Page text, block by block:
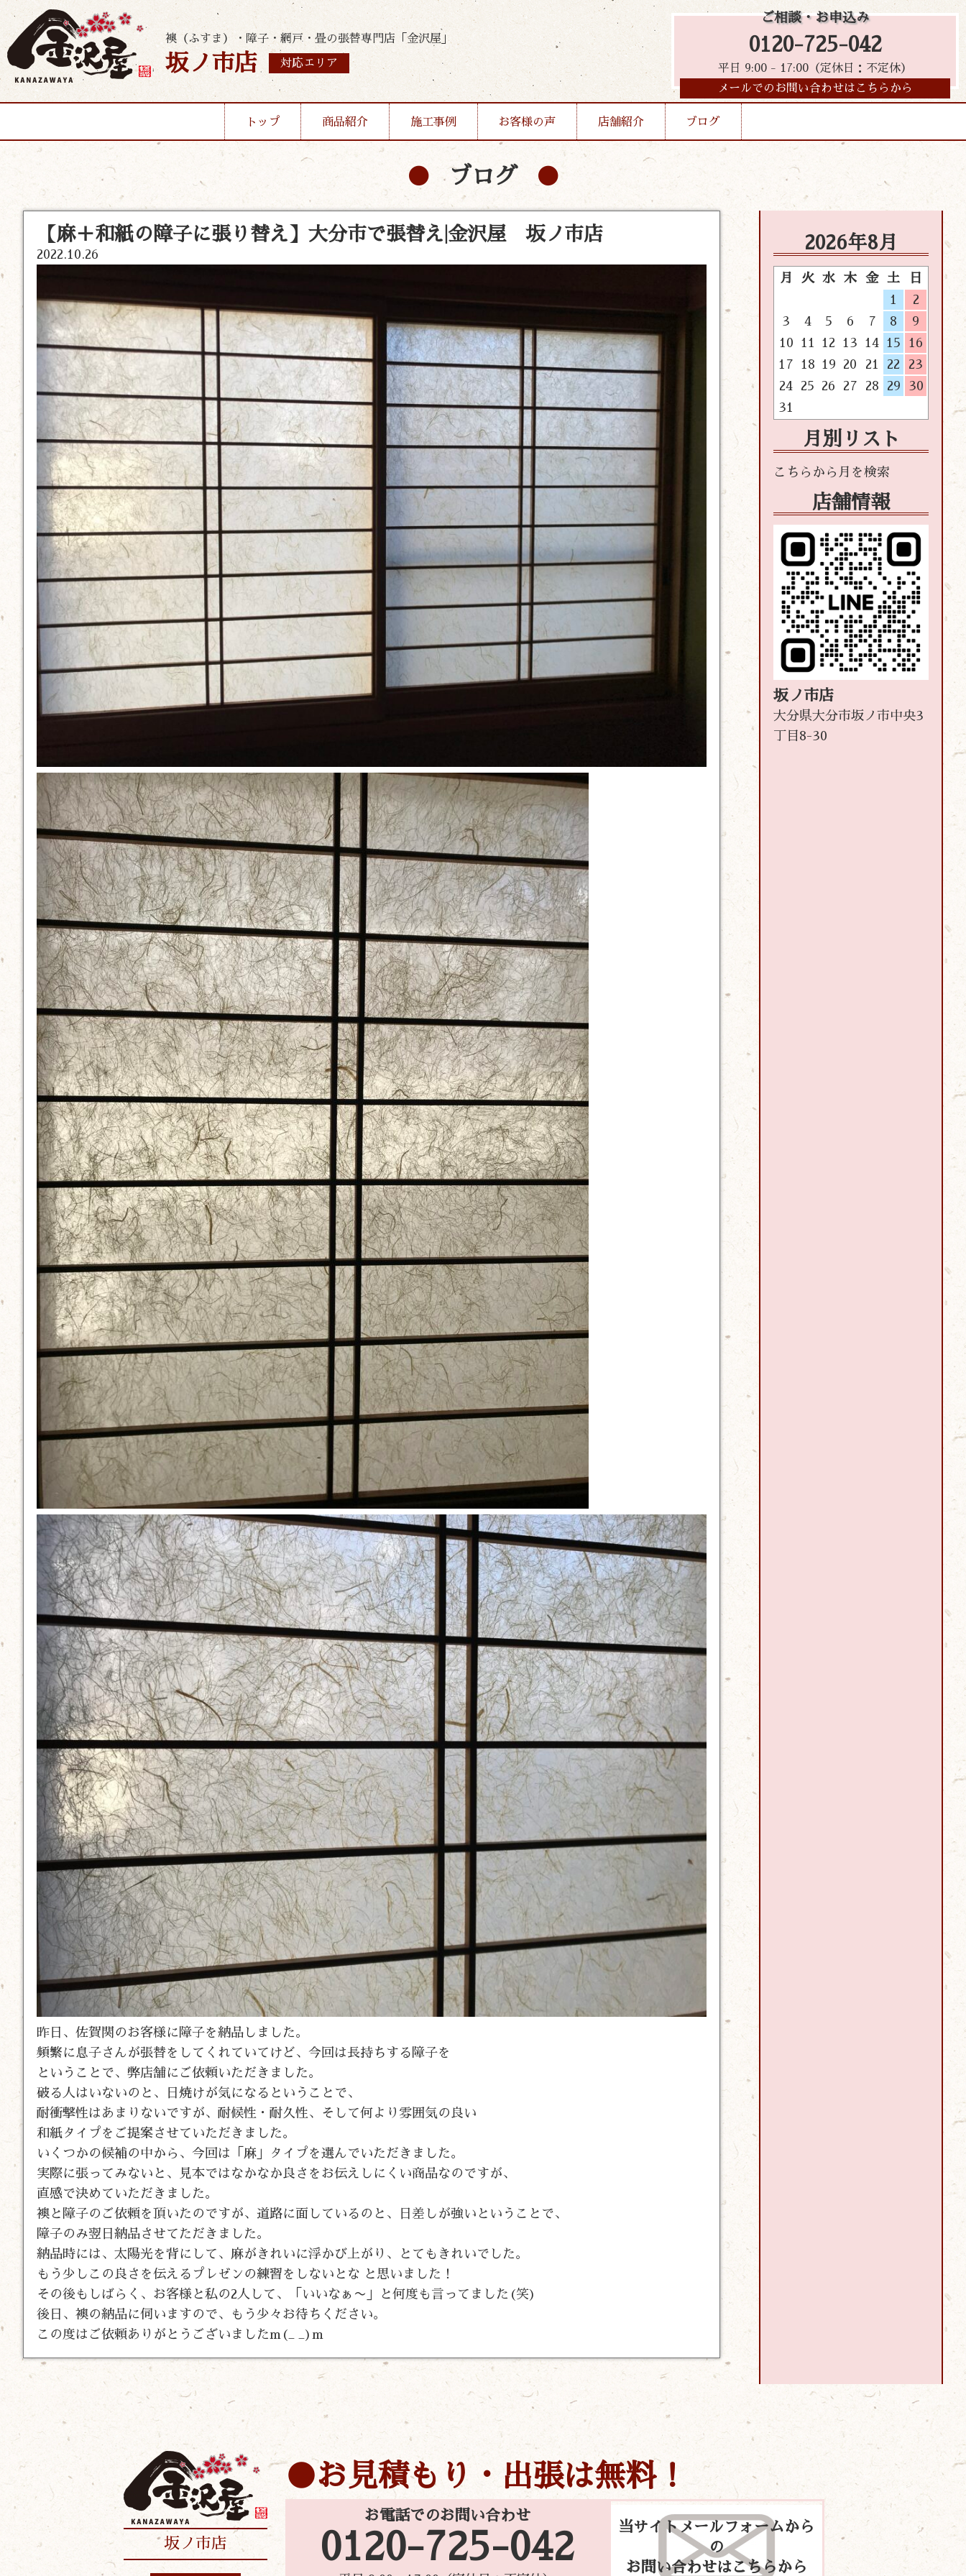
襖（ふすま）・障子・網戸・畳の張替専門店「金沢屋」
坂ノ市店 対応エリア
ご相談・お申込み
0120-725-042
平日 9:00 - 17:00（定休日：不定休）
メールでのお問い合わせはこちらから
トップ 商品紹介 施工事例 お客様の声 店舗紹介 ブログ
ブログ
【麻＋和紙の障子に張り替え】大分市で張替え|金沢屋 坂ノ市店
2022.10.26
昨日、佐賀関のお客様に障子を納品しました。
頻繁に息子さんが張替をしてくれていてけど、今回は長持ちする障子を
ということで、弊店舗にご依頼いただきました。
破る人はいないのと、日焼けが気になるということで、
耐衝撃性はあまりないですが、耐候性・耐久性、そして何より雰囲気の良い
和紙タイプをご提案させていただきました。
いくつかの候補の中から、今回は「麻」タイプを選んでいただきました。
実際に張ってみないと、見本ではなかなか良さをお伝えしにくい商品なのですが、
直感で決めていただきました。
襖と障子のご依頼を頂いたのですが、道路に面しているのと、日差しが強いということで、
障子のみ翌日納品させてただきました。
納品時には、太陽光を背にして、麻がきれいに浮かび上がり、とてもきれいでした。
もう少しこの良さを伝えるプレゼンの練習をしないとな と思いました！
その後もしばらく、お客様と私の2人して、「いいなぁ〜」と何度も言ってました(笑)
後日、襖の納品に伺いますので、もう少々お待ちください。
この度はご依頼ありがとうございましたm(_ _)m
2026年8月
月 火 水 木 金 土
日
1
2
3
4 5 6 7 8
9
10
11 12 13 14 15
16
17
18 19 20 21 22
23
24
25 26 27 28 29
30
31
月別リスト
店舗情報
坂ノ市店
大分県大分市坂ノ市中央3
丁目8-30
坂ノ市店
お見積もり・出張は無料！
お電話でのお問い合わせ
0120-725-042
当サイトメールフォームから
の
お問い合わせはこちらから